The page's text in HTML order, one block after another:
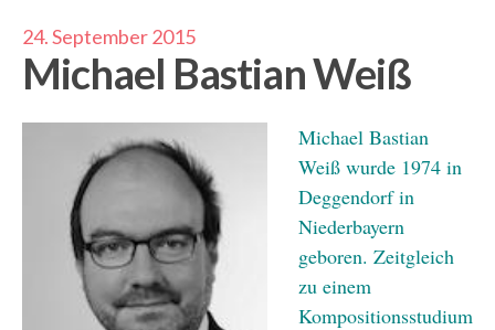
24. September 2015
Michael Bastian Weiß
Michael Bastian
Weiß wurde 1974 in
Deggendorf in
Niederbayern
geboren. Zeitgleich
zu einem
Kompositionsstudium